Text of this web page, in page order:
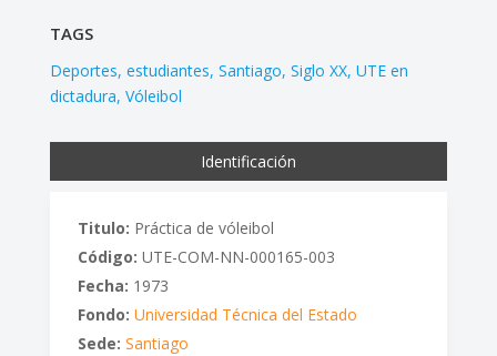
TAGS
Deportes estudiantes Santiago Siglo XX UTE en
dictadura Vóleibol
Identificación
Titulo: Práctica de vóleibol
Código: UTE-COM-NN-000165-003
Fecha: 1973
Fondo: Universidad Técnica del Estado
Sede: Santiago